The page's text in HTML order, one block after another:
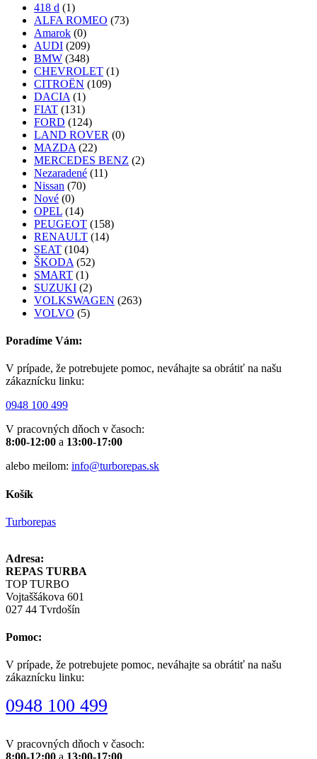
418 d (1)
ALFA ROMEO (73)
Amarok (0)
AUDI (209)
BMW (348)
CHEVROLET (1)
CITROËN (109)
DACIA (1)
FIAT (131)
FORD (124)
LAND ROVER (0)
MAZDA (22)
MERCEDES BENZ (2)
Nezaradené (11)
Nissan (70)
Nové (0)
OPEL (14)
PEUGEOT (158)
RENAULT (14)
SEAT (104)
ŠKODA (52)
SMART (1)
SUZUKI (2)
VOLKSWAGEN (263)
VOLVO (5)
Poradíme Vám:
V prípade, že potrebujete pomoc, neváhajte sa obrátiť na našu
zákaznícku linku:
0948 100 499
V pracovných dňoch v časoch:
8:00-12:00 a 13:00-17:00
alebo meilom: info@turborepas.sk
Košík
Turborepas
Adresa:
REPAS TURBA
TOP TURBO
Vojtaššákova 601
027 44 Tvrdošín
Pomoc:
V prípade, že potrebujete pomoc, neváhajte sa obrátiť na našu
zákaznícku linku:
0948 100 499
V pracovných dňoch v časoch: